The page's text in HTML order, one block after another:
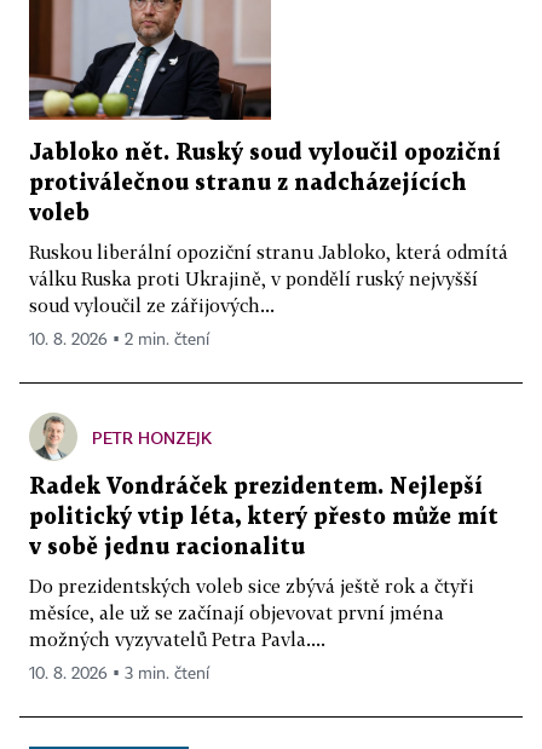
Jabloko nět. Ruský soud vyloučil opoziční
protiválečnou stranu z nadcházejících
voleb
Ruskou liberální opoziční stranu Jabloko, která odmítá
válku Ruska proti Ukrajině, v pondělí ruský nejvyšší
soud vyloučil ze zářijových...
10. 8. 2026 ▪ 2 min. čtení
PETR HONZEJK
Radek Vondráček prezidentem. Nejlepší
politický vtip léta, který přesto může mít
v sobě jednu racionalitu
Do prezidentských voleb sice zbývá ještě rok a čtyři
měsíce, ale už se začínají objevovat první jména
možných vyzyvatelů Petra Pavla....
10. 8. 2026 ▪ 3 min. čtení